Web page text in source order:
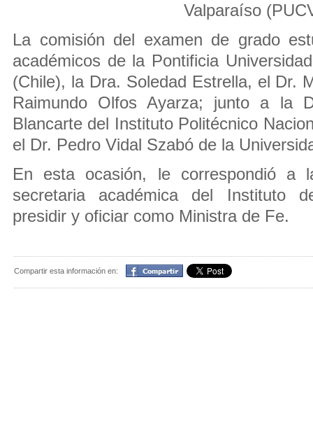
Valparaíso
La comisión del examen de grado
académicos de la Pontificia
(Chile), la Dra. Soledad Estrella, el Dr.
Raimundo Olfos Ayarza; junto a la
Blancarte del Instituto Politécnico
el Dr. Pedro Vidal Szabó de la
En esta ocasión, le correspondió a
secretaria académica del Instituto
presidir y oficiar como Ministra de Fe.
Compartir esta información en: Compartir